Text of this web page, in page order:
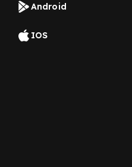
Android
IOS